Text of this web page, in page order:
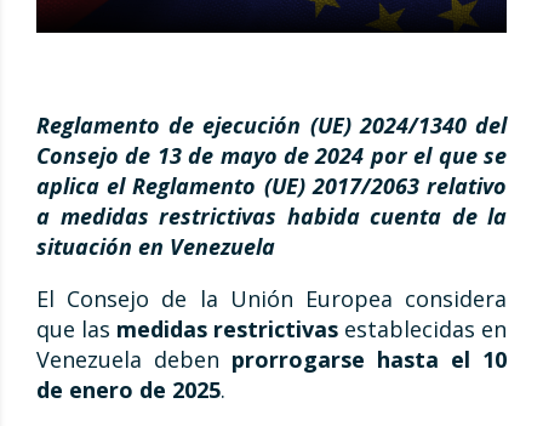
Reglamento de ejecución (UE) 2024/1340 del
Consejo de 13 de mayo de 2024 por el que se
aplica el Reglamento (UE) 2017/2063 relativo
a medidas restrictivas habida cuenta de la
situación en Venezuela
El Consejo de la Unión Europea considera
que las medidas restrictivas establecidas en
Venezuela deben prorrogarse hasta el 10
de enero de 2025.